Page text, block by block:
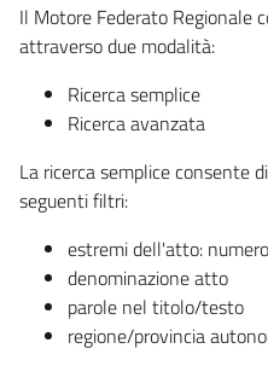
Il Motore Federato Regionale
attraverso due modalità:
Ricerca semplice
Ricerca avanzata
La ricerca semplice consente
seguenti filtri:
estremi dell'atto:
denominazione atto
parole nel titolo/testo
regione/provincia